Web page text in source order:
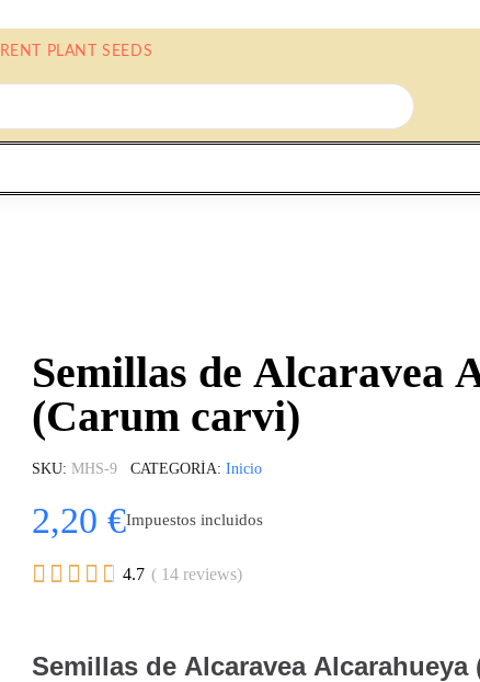
PLANT SEEDS
Semillas de Alcaravea
(Carum carvi)
SKU MHS-9 CATEGORÍA Inicio
2,20 €Impuestos incluidos
     4.7 ( 14 reviews)
Semillas de Alcaravea Alcarahueya